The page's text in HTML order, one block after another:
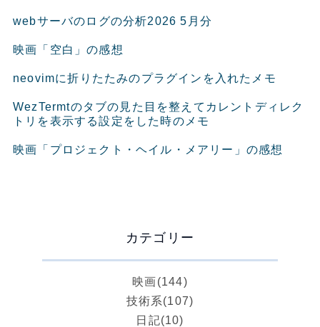
webサーバのログの分析2026 5月分
映画「空白」の感想
neovimに折りたたみのプラグインを入れたメモ
WezTermtのタブの見た目を整えてカレントディレク
トリを表示する設定をした時のメモ
映画「プロジェクト・ヘイル・メアリー」の感想
カテゴリー
映画(144)
技術系(107)
日記(10)